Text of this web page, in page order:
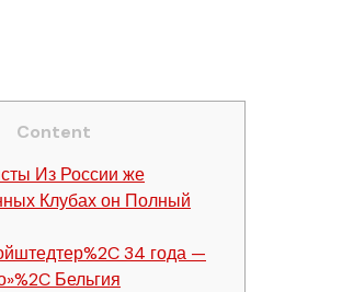
Content
Из России же
Клубах он Полный
34 года —
Бельгия